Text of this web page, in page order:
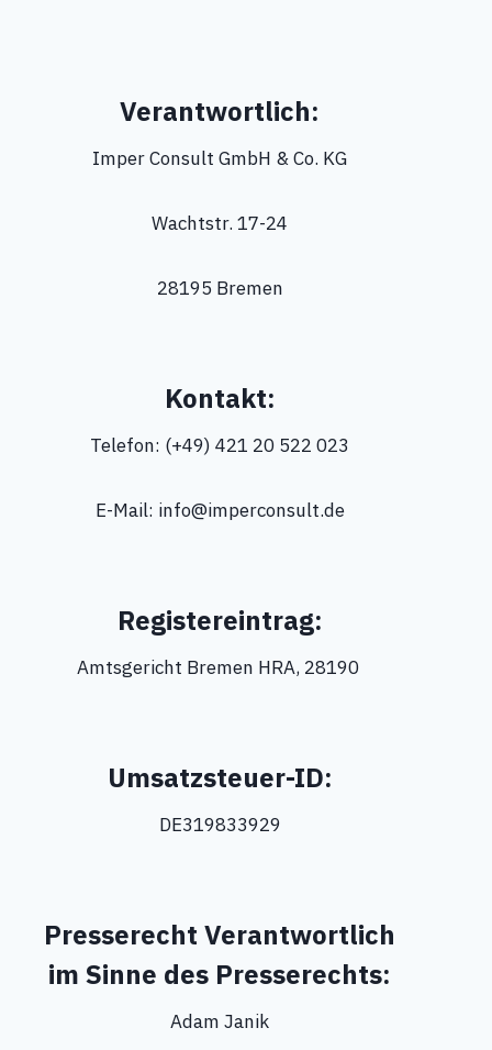
Verantwortlich:
Imper Consult GmbH & Co. KG
Wachtstr. 17-24
28195 Bremen
Kontakt:
Telefon: (+49) 421 20 522 023
E-Mail: info@imperconsult.de
Registereintrag:
Amtsgericht Bremen HRA, 28190
Umsatzsteuer-ID:
DE319833929
Presserecht Verantwortlich
im Sinne des Presserechts:
Adam Janik